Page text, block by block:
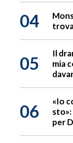
04
05
Il
mia
06
«Io
per